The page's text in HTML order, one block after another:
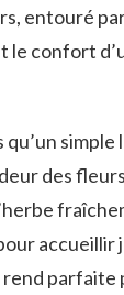
entouré
le confort
simple
des
accueillir
rend parfaite